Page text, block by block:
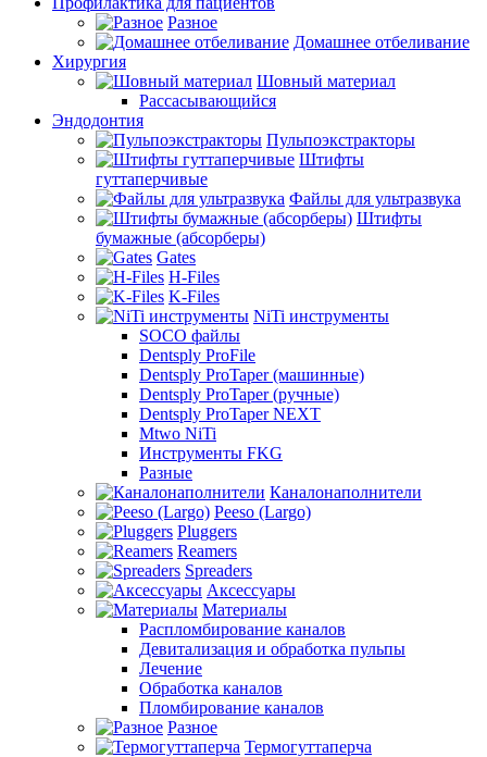
Разное
Домашнее отбеливание
Хирургия
Шовный материал
Рассасывающийся
Эндодонтия
Пульпоэкстракторы
Штифты
гуттаперчивые
Файлы для ультразвука
Штифты
бумажные (абсорберы)
Gates
H-Files
K-Files
NiTi инструменты
SOCO файлы
Dentsply ProFile
Dentsply ProTaper (машинные)
Dentsply ProTaper (ручные)
Dentsply ProTaper NEXT
Mtwo NiTi
Инструменты FKG
Разные
Каналонаполнители
Peeso (Largo)
Pluggers
Reamers
Spreaders
Аксессуары
Материалы
Распломбирование каналов
Девитализация и обработка пульпы
Лечение
Обработка каналов
Пломбирование каналов
Разное
Термогуттаперча